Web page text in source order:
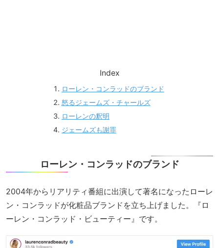
Index
ローレン・コンラッドのブランド
怒るジェームズ・チャールズ
ローレンの釈明
ジェームズも謝罪
ローレン・コンラッドのブランド
2004年からリアリティ番組に出演して著名になったローレ
ン・コンラッドが化粧品ブランドを立ち上げました。『ロ
ーレン・コンラッド・ビューティー』です。